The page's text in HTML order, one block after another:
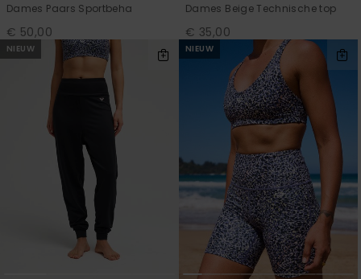
Dames Paars Sportbeha
€ 50,00
Dames Beige Technische top
€ 35,00
NIEUW NIEUW